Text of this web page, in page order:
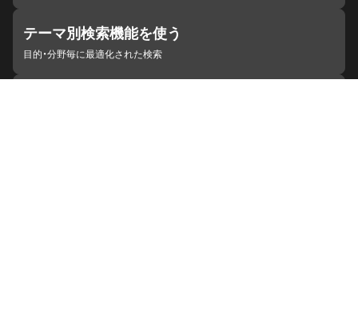
テーマ別検索機能を使う
目的・分野毎に最適化された検索